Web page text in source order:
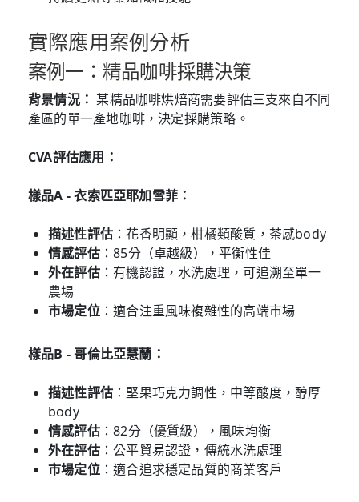
實際應用案例分析
案例一：精品咖啡採購決策
背景情況： 某精品咖啡烘焙商需要評估三支來自不同
產區的單一產地咖啡，決定採購策略。
CVA評估應用：
樣品A - 衣索匹亞耶加雪菲：
描述性評估 ：花香明顯，柑橘類酸質，茶感body
情感評估：85分（卓越級），平衡性佳
外在評估：有機認證，水洗處理，可追溯至單一
農場
市場定位：適合注重風味複雜性的高端市場
樣品B - 哥倫比亞慧蘭：
描述性評估 ：堅果巧克力調性，中等酸度，醇厚
body
情感評估：82分（優質級），風味均衡
外在評估：公平貿易認證，傳統水洗處理
市場定位：適合追求穩定品質的商業客戶